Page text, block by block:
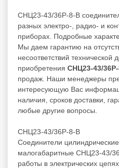
СНЦ23-43/36Р-8-В
разных электро-, радио- и
приборах. Подробные
Мы даем гарантию на
несоответствий
приобретения СНЦ23-43/
продаж. Наши менеджеры
интересующую Вас
наличия, сроков доставки,
любые другие вопросы.
СНЦ23-43/36Р-8-В
Соединители
малогабаритные СНЦ23-43/
работы в электрических